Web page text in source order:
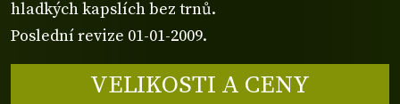
hladkých kapslích bez trnů.
Poslední revize 01-01-2009.
VELIKOSTI A CENY